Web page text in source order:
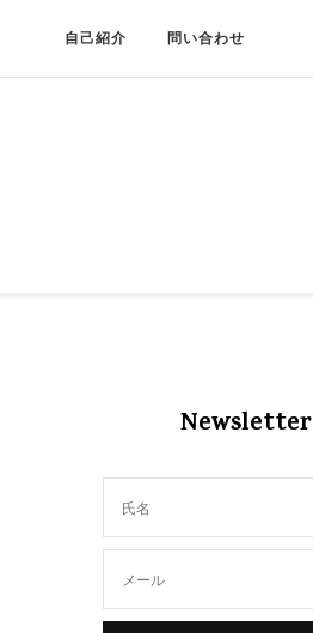
自己紹介 問い合わせ
Newsletter